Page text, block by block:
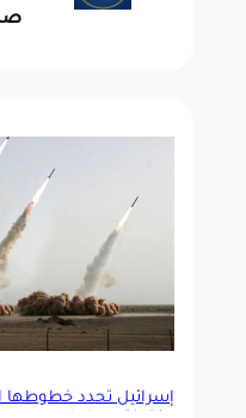
إسرائيل تحدد خطوطها